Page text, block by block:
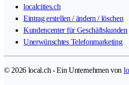
localcities.ch
Eintrag erstellen / ändern / löschen
Kundencenter für Geschäftskunden
Unerwünschtes Telefonmarketing
© 2026 local.ch - Ein Unternehmen von